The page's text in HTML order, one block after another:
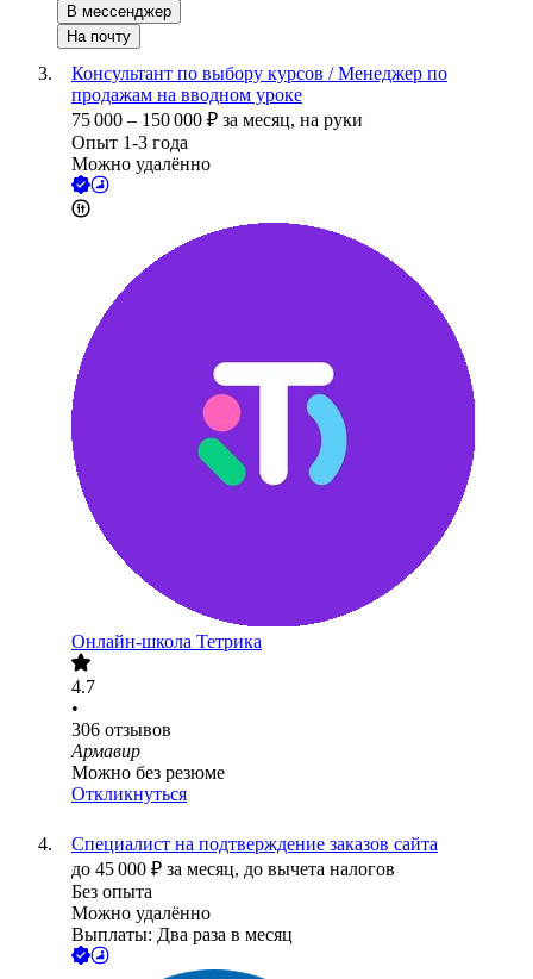
В мессенджер
На почту
Консультант по выбору курсов / Менеджер по
продажам на вводном уроке
75 000 – 150 000 ₽ за месяц, на руки
Опыт 1-3 года
Можно удалённо
Онлайн-школа Тетрика
4.7
•
306 отзывов
Армавир
Можно без резюме
Откликнуться
Специалист на подтверждение заказов сайта
до 45 000 ₽ за месяц, до вычета налогов
Без опыта
Можно удалённо
Выплаты: Два раза в месяц